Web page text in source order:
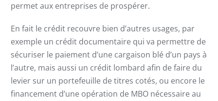
permet aux entreprises de prospérer.
En fait le crédit recouvre bien d’autres usages, par
exemple un crédit documentaire qui va permettre de
sécuriser le paiement d’une cargaison blé d’un pays à
l’autre, mais aussi un crédit lombard afin de faire du
levier sur un portefeuille de titres cotés, ou encore le
financement d’une opération de MBO nécessaire au